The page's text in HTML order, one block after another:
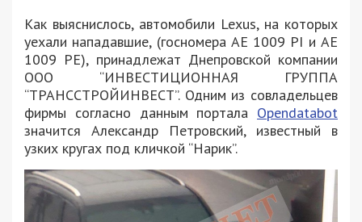
Как выяснислось, автомобили Lexus, на которых
уехали нападавшие, (госномера AE 1009 PI и AE
1009 PЕ), принадлежат Днепровской компании
ООО “ИНВЕСТИЦИОННАЯ ГРУППА
“ТРАНССТРОЙИНВЕСТ”. Одним из совладельцев
фирмы согласно данным портала Opendatabot
значится Александр Петровский, известный в
узких кругах под кличкой “Нарик”.